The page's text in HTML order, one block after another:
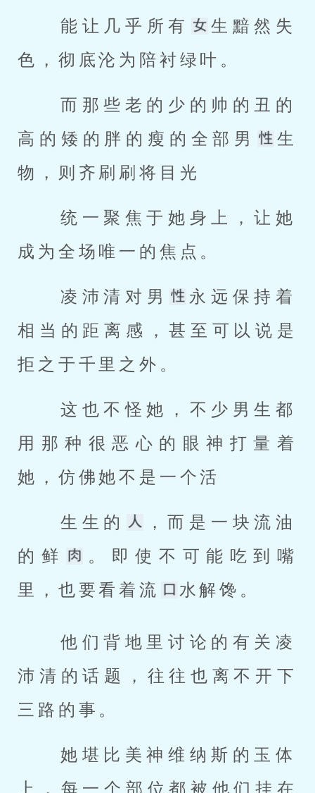
能让几乎所有
生黯然失
色，彻底沦为陪衬绿叶。
高的矮的胖的瘦的全部男
生
物，则齐刷刷将目光
成为全场唯一的焦点。
凌沛清对男
永远保持着
相当的距离感，甚至可以说是
拒之于千里之外。
用那种很恶心的眼神打量着
她，仿佛她不是一个活
生生的
，而是一块流油
的鲜
。即使不可能吃到嘴
里，也要看着流
水解馋。
沛清的话题，往往也离不开下
三路的事。
上，每一个部位都被他们挂在